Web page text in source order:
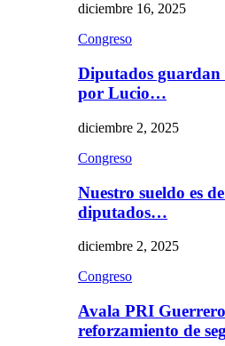
diciembre 16, 2025
Congreso
Diputados guardan
por Lucio…
diciembre 2, 2025
Congreso
Nuestro sueldo es
diputados…
diciembre 2, 2025
Congreso
Avala PRI
reforzamiento de